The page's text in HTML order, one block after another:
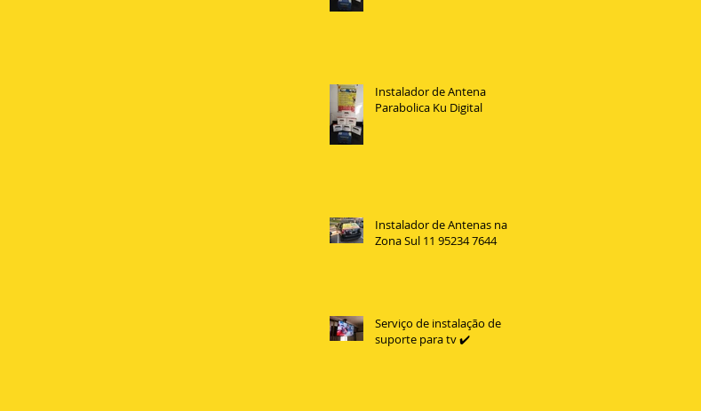
Instalador de Antena
Parabolica Ku Digital
Instalador de Antenas na
Zona Sul 11 95234 7644
Serviço de instalação de
suporte para tv ✔️